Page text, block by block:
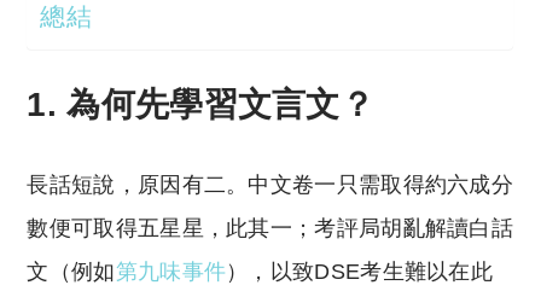
總結
1. 為何先學習文言文？
長話短說，原因有二。中文卷一只需取得約六成分
數便可取得五星星，此其一；考評局胡亂解讀白話
文（例如第九味事件），以致DSE考生難以在此